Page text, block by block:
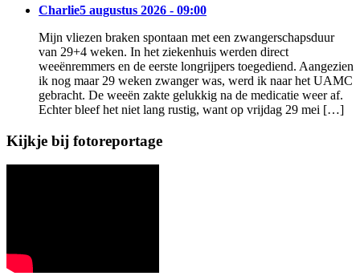
Charlie5 augustus 2026 - 09:00
Mijn vliezen braken spontaan met een zwangerschapsduur
van 29+4 weken. In het ziekenhuis werden direct
weeënremmers en de eerste longrijpers toegediend. Aangezien
ik nog maar 29 weken zwanger was, werd ik naar het UAMC
gebracht. De weeën zakte gelukkig na de medicatie weer af.
Echter bleef het niet lang rustig, want op vrijdag 29 mei […]
Kijkje bij fotoreportage